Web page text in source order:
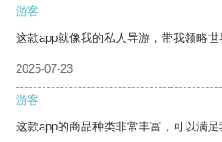
游客
这款app就像我的私人导游，带我领略世
2025-07-23
游客
这款app的商品种类非常丰富，可以满足